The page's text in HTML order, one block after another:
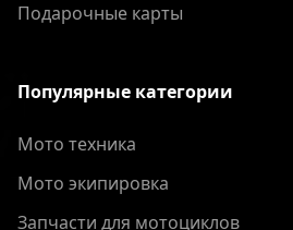
Подарочные карты
Популярные категории
Мото техника
Мото экипировка
Запчасти для мотоциклов